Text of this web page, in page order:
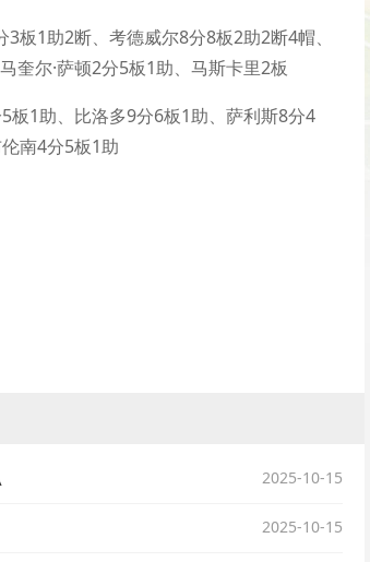
板1助2断、考德威尔8分8板2助2断4帽、
奎尔·萨顿2分5板1助、马斯卡里2板
板1助、比洛多9分6板1助、萨利斯8分4
南4分5板1助
2025-10-15
2025-10-15